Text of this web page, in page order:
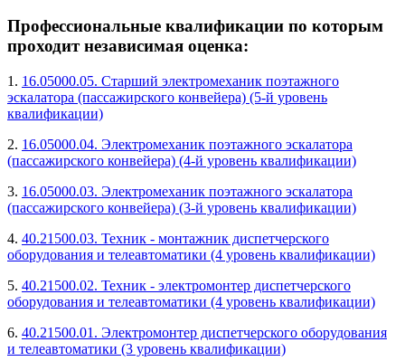
Профессиональные квалификации по которым
проходит независимая оценка:
1. 16.05000.05. Старший электромеханик поэтажного
эскалатора (пассажирского конвейера) (5-й уровень
квалификации)
2. 16.05000.04. Электромеханик поэтажного эскалатора
(пассажирского конвейера) (4-й уровень квалификации)
3. 16.05000.03. Электромеханик поэтажного эскалатора
(пассажирского конвейера) (3-й уровень квалификации)
4. 40.21500.03. Техник - монтажник диспетчерского
оборудования и телеавтоматики (4 уровень квалификации)
5. 40.21500.02. Техник - электромонтер диспетчерского
оборудования и телеавтоматики (4 уровень квалификации)
6. 40.21500.01. Электромонтер диспетчерского оборудования
и телеавтоматики (3 уровень квалификации)